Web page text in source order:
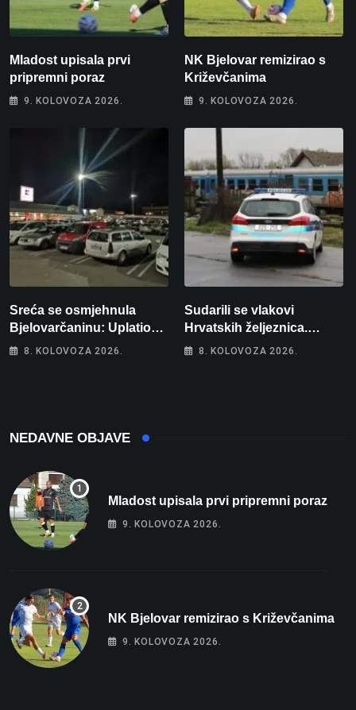
Mladost upisala prvi
pripremni poraz
9. KOLOVOZA 2026.
NK Bjelovar remizirao s
Križevčanima
9. KOLOVOZA 2026.
Sreća se osmjehnula
Bjelovarčaninu: Uplatio
samo 4 eura, a osvojio
8. KOLOVOZA 2026.
Sudarili se vlakovi
Hrvatskih željeznica.
Šestero osoba teško
8. KOLOVOZA 2026.
NEDAVNE OBJAVE
Mladost upisala prvi pripremni poraz
9. KOLOVOZA 2026.
NK Bjelovar remizirao s Križevčanima
9. KOLOVOZA 2026.